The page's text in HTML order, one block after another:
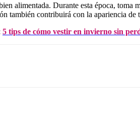
alimentada. Durante esta época,
también contribuirá con la apariencia de
5 tips de cómo vestir en invierno sin